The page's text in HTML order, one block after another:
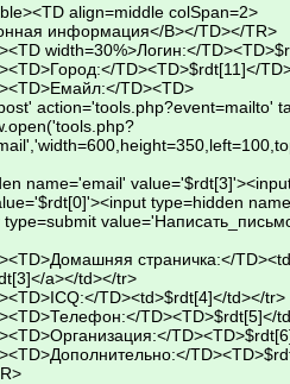
align=middle colSpan=2>
информация</B></TD></TR>
width=30%>Логин:</
TD><TD>$rdt[11]</
TD><TD>
action='tools.php?event=mailto'
name='email'
type=hidden
страничка:</
a></td></tr>
TD><td>$rdt[4]</td></tr>
TD><TD>$rdt[5]</